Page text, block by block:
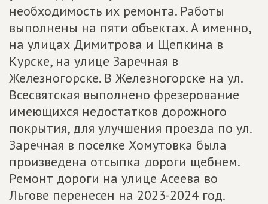
необходимость их ремонта. Работы
выполнены на пяти объектах. А именно,
на улицах Димитрова и Щепкина в
Курске, на улице Заречная в
Железногорске. В Железногорске на ул.
Всесвятская выполнено фрезерование
имеющихся недостатков дорожного
покрытия, для улучшения проезда по ул.
Заречная в поселке Хомутовка была
произведена отсыпка дороги щебнем.
Ремонт дороги на улице Асеева во
Льгове перенесен на 2023-2024 год.